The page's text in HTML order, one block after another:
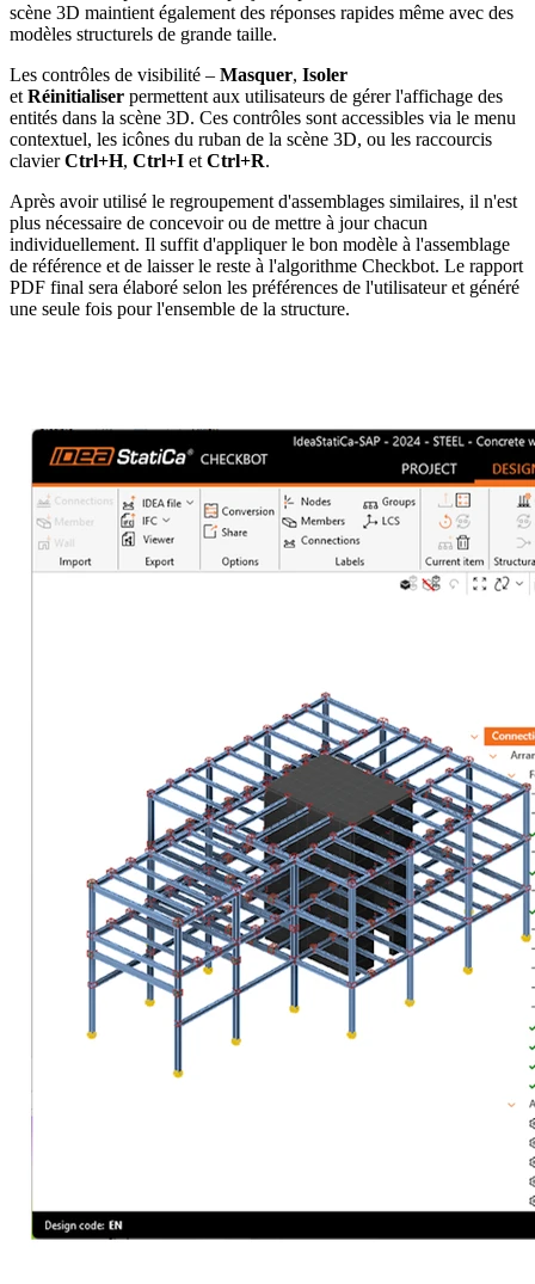
scène 3D maintient également des réponses rapides même avec des
modèles structurels de grande taille.
Les contrôles de visibilité – Masquer, Isoler
et Réinitialiser permettent aux utilisateurs de gérer l'affichage des
entités dans la scène 3D. Ces contrôles sont accessibles via le menu
contextuel, les icônes du ruban de la scène 3D, ou les raccourcis
clavierCtrl+H, Ctrl+I et Ctrl+R.
Après avoir utilisé le regroupement d'assemblages similaires, il n'est
plus nécessaire de concevoir ou de mettre à jour chacun
individuellement. Il suffit d'appliquer le bon modèle à l'assemblage
de référence et de laisser le reste à l'algorithme Checkbot. Le rapport
PDF final sera élaboré selon les préférences de l'utilisateur et généré
une seule fois pour l'ensemble de la structure.